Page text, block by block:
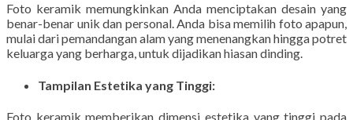
Foto keramik memungkinkan Anda menciptakan desain yang
benar-benar unik dan personal. Anda bisa memilih foto apapun,
mulai dari pemandangan alam yang menenangkan hingga potret
keluarga yang berharga, untuk dijadikan hiasan dinding.
Tampilan Estetika yang Tinggi:
Foto keramik memberikan dimensi estetika yang tinggi pada